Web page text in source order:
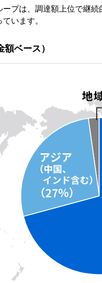
プは、調達額上位で継
います。
ベース）